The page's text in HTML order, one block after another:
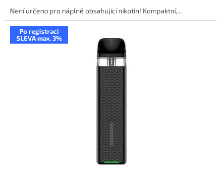
Není určeno pro náplně obsahující nikotin! Kompaktní,...
Po registraci
SLEVA max. 3%